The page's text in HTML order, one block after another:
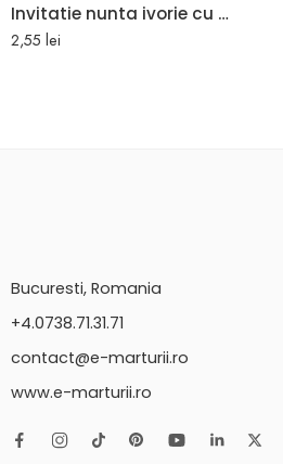
Invitatie nunta ivorie cu plic inclus eleganta cu auriu
2,55 lei
Bucuresti, Romania
+4.0738.71.31.71
contact@e-marturii.ro
www.e-marturii.ro